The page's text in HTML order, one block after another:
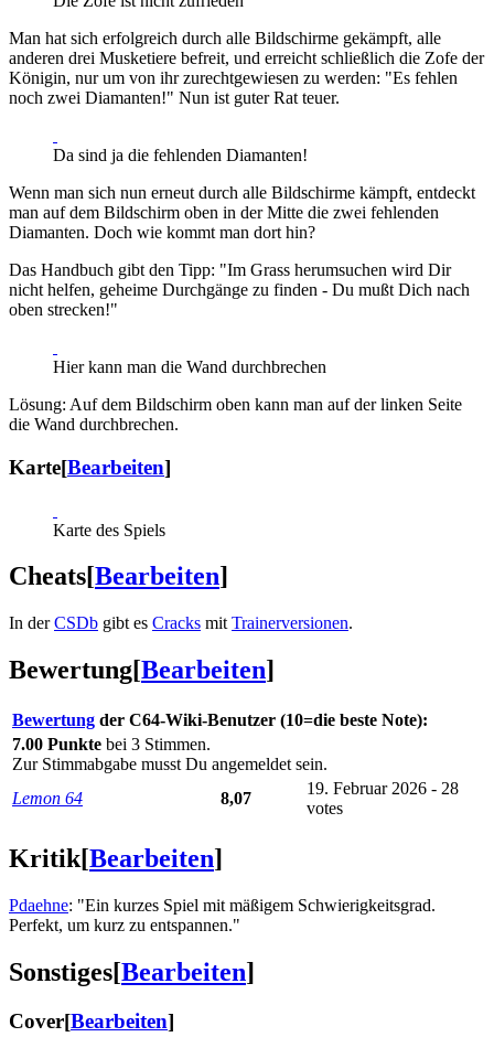
Man hat sich erfolgreich durch alle Bildschirme gekämpft, alle
anderen drei Musketiere befreit, und erreicht schließlich die Zofe der
Königin, nur um von ihr zurechtgewiesen zu werden: "Es fehlen
noch zwei Diamanten!" Nun ist guter Rat teuer.
Da sind ja die fehlenden Diamanten!
Wenn man sich nun erneut durch alle Bildschirme kämpft, entdeckt
man auf dem Bildschirm oben in der Mitte die zwei fehlenden
Diamanten. Doch wie kommt man dort hin?
Das Handbuch gibt den Tipp: "Im Grass herumsuchen wird Dir
nicht helfen, geheime Durchgänge zu finden - Du mußt Dich nach
oben strecken!"
Hier kann man die Wand durchbrechen
Lösung: Auf dem Bildschirm oben kann man auf der linken Seite
die Wand durchbrechen.
Karte[Bearbeiten]
Karte des Spiels
Cheats[Bearbeiten]
In derCSDb gibt es Cracks mit Trainerversionen.
Bewertung[Bearbeiten]
Bewertung der C64-Wiki-Benutzer (10=die beste Note):
7.00 Punkte bei 3 Stimmen.
Zur Stimmabgabe musst Du angemeldet sein.
Lemon 64
8,07
19. Februar 2026 - 28
votes
Kritik[Bearbeiten]
Pdaehne: "Ein kurzes Spiel mit mäßigem Schwierigkeitsgrad.
Perfekt, um kurz zu entspannen."
Sonstiges[Bearbeiten]
Cover[Bearbeiten]